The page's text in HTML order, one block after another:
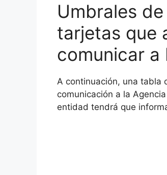
Umbrales
tarjetas que
comunicar a
A continuación, una tabla
comunicación a la
entidad tendrá que